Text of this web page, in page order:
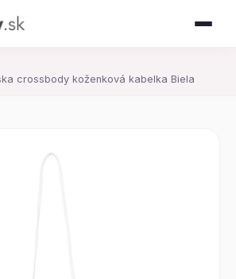
crossbody koženková kabelka Biela